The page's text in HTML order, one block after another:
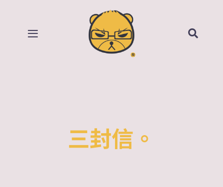
contentToggle
三封信。